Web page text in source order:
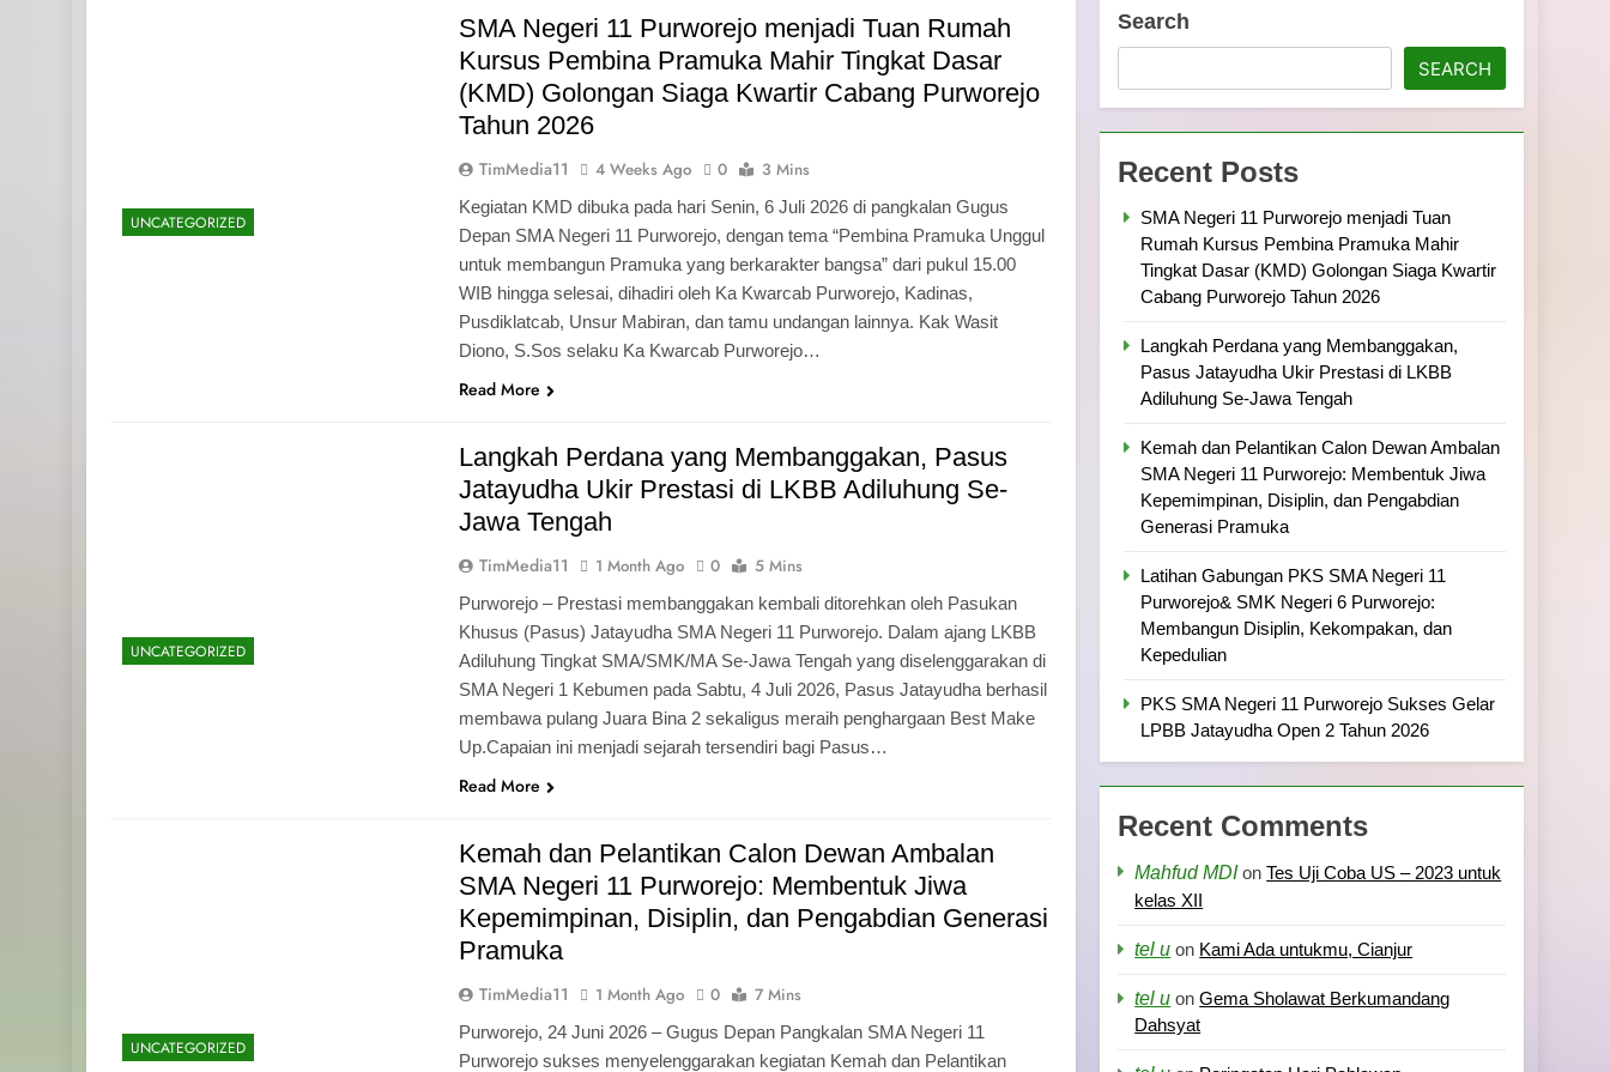
Pengabdian Generasi Pramuka
UNCATEGORIZED
SMA Negeri 11 Purworejo menjadi Tuan Rumah
Kursus Pembina Pramuka Mahir Tingkat Dasar
(KMD) Golongan Siaga Kwartir Cabang Purworejo
Tahun 2026
TimMedia11 4 Weeks Ago 0 3 Mins
Kegiatan KMD dibuka pada hari Senin, 6 Juli 2026 di pangkalan Gugus
Depan SMA Negeri 11 Purworejo, dengan tema “Pembina Pramuka Unggul
untuk membangun Pramuka yang berkarakter bangsa” dari pukul 15.00
WIB hingga selesai, dihadiri oleh Ka Kwarcab Purworejo, Kadinas,
Pusdiklatcab, Unsur Mabiran, dan tamu undangan lainnya. Kak Wasit
Diono, S.Sos selaku Ka Kwarcab Purworejo…
Read More
UNCATEGORIZED
Langkah Perdana yang Membanggakan, Pasus
Jatayudha Ukir Prestasi di LKBB Adiluhung Se-
Jawa Tengah
TimMedia11 1 Month Ago 0 5 Mins
Purworejo – Prestasi membanggakan kembali ditorehkan oleh Pasukan
Khusus (Pasus) Jatayudha SMA Negeri 11 Purworejo. Dalam ajang LKBB
Adiluhung Tingkat SMA/SMK/MA Se-Jawa Tengah yang diselenggarakan di
SMA Negeri 1 Kebumen pada Sabtu, 4 Juli 2026, Pasus Jatayudha berhasil
membawa pulang Juara Bina 2 sekaligus meraih penghargaan Best Make
Up.Capaian ini menjadi sejarah tersendiri bagi Pasus…
Read More
UNCATEGORIZED
Kemah dan Pelantikan Calon Dewan Ambalan
SMA Negeri 11 Purworejo: Membentuk Jiwa
Kepemimpinan, Disiplin, dan Pengabdian Generasi
Pramuka
TimMedia11 1 Month Ago 0 7 Mins
Purworejo, 24 Juni 2026 – Gugus Depan Pangkalan SMA Negeri 11
Purworejo sukses menyelenggarakan kegiatan Kemah dan Pelantikan
Search
SEARCH
Recent Posts
SMA Negeri 11 Purworejo menjadi Tuan
Rumah Kursus Pembina Pramuka Mahir
Tingkat Dasar (KMD) Golongan Siaga Kwartir
Cabang Purworejo Tahun 2026
Langkah Perdana yang Membanggakan,
Pasus Jatayudha Ukir Prestasi di LKBB
Adiluhung Se-Jawa Tengah
Kemah dan Pelantikan Calon Dewan Ambalan
SMA Negeri 11 Purworejo: Membentuk Jiwa
Kepemimpinan, Disiplin, dan Pengabdian
Generasi Pramuka
Latihan Gabungan PKS SMA Negeri 11
Purworejo& SMK Negeri 6 Purworejo:
Membangun Disiplin, Kekompakan, dan
Kepedulian
PKS SMA Negeri 11 Purworejo Sukses Gelar
LPBB Jatayudha Open 2 Tahun 2026
Recent Comments
Mahfud MDIonTes Uji Coba US – 2023 untuk
kelas XII
tel u on Kami Ada untukmu, Cianjur
tel u onGema Sholawat Berkumandang
Dahsyat